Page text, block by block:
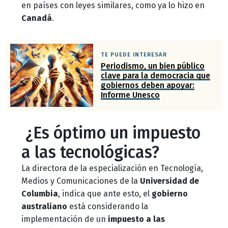
en países con leyes similares, como ya lo hizo en
Canadá.
TE PUEDE INTERESAR
Periodismo, un bien público
clave para la democracia que
gobiernos deben apoyar:
Informe Unesco
¿Es óptimo un impuesto
a las tecnológicas?
La directora de la especialización en Tecnología,
Medios y Comunicaciones de la Universidad de
Columbia, indica que ante esto, el gobierno
australiano está considerando la
implementación de un impuesto a las